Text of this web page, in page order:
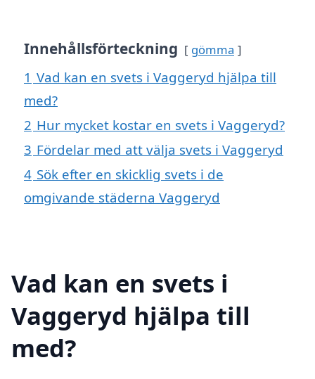
Innehållsförteckning gömma
1 Vad kan en svets i Vaggeryd hjälpa till
med?
2 Hur mycket kostar en svets i Vaggeryd?
3 Fördelar med att välja svets i Vaggeryd
4 Sök efter en skicklig svets i de
omgivande städerna Vaggeryd
Vad kan en svets i
Vaggeryd hjälpa till
med?